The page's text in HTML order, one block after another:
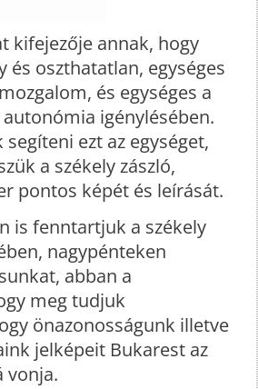
kifejezője annak, hogy
és oszthatatlan, egységes
és egységes a
autonómia igénylésében.
ezt az egységet,
a székely zászló,
pontos képét és leírását.
is fenntartjuk a székely
nagypénteken
abban a
meg tudjuk
önazonosságunk illetve
jelképeit Bukarest az
vonja.